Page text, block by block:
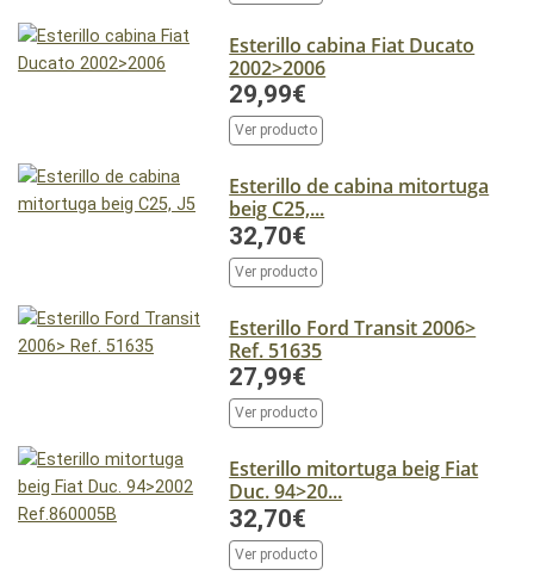
Esterillo cabina Fiat Ducato
2002>2006
29,99€
Ver producto
Esterillo de cabina mitortuga
beig C25,...
32,70€
Ver producto
Esterillo Ford Transit 2006>
Ref. 51635
27,99€
Ver producto
Esterillo mitortuga beig Fiat
Duc. 94>20...
32,70€
Ver producto